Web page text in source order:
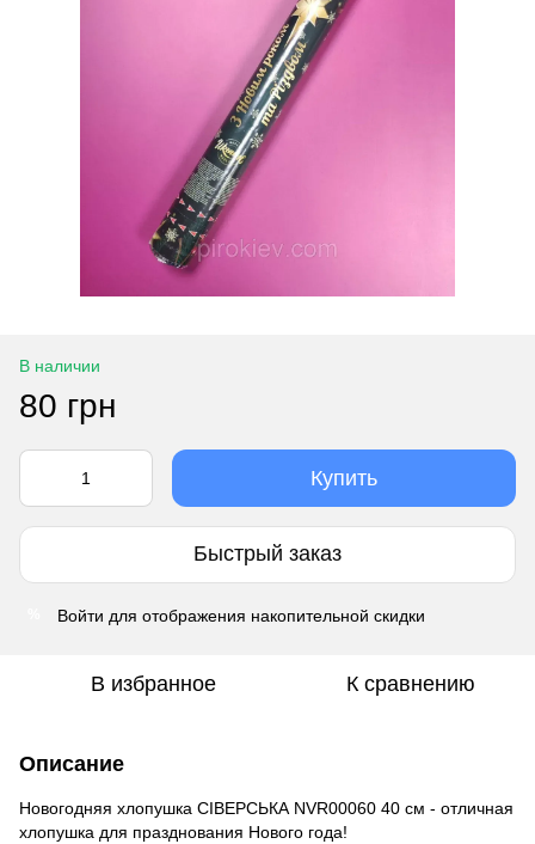
В наличии
80 грн
Купить
Быстрый заказ
Войти для отображения накопительной скидки
В избранное К сравнению
Описание
Новогодняя хлопушка СІВЕРСЬКА NVR00060 40 см - отличная
хлопушка для празднования Нового года!